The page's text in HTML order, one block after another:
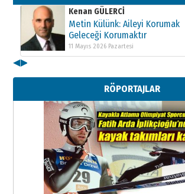
Kenan GÜLERCİ
Metin Külünk: Aileyi Korumak
Geleceği Korumaktır
11 Mayıs 2026 Pazartesi
Metin Külünk: Aileyi Korumak
Geleceği Korumaktır
11 Mayıs 2026 Pazartesi
◀▶
RÖPORTAJLAR